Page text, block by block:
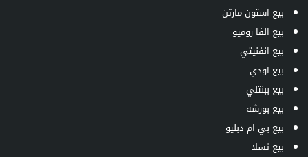
بيع استون مارتن
بيع الفا روميو
بيع انفنيتي
بيع اودي
بيع ببنتلي
بيع بورشه
بيع بي ام دبليو
بيع تسلا